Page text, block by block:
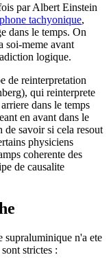
par Albert Einstein
tachyonique,
dans le temps. On
soi-meme avant
logique.
de reinterpretation
qui reinterprete
dans le temps
en avant dans le
de savoir si cela resout
physiciens
coherente des
de causalite
supraluminique n'a ete
strictes :